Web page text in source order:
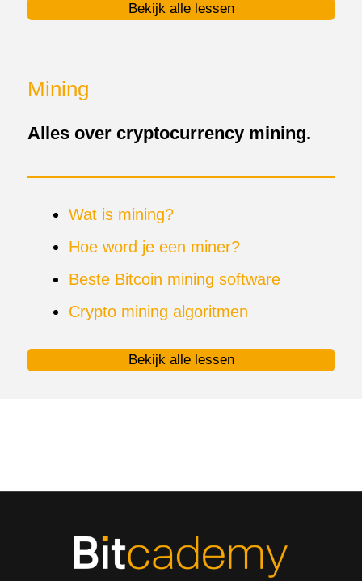
Bekijk alle lessen
Mining
Alles over cryptocurrency mining.
Wat is mining?
Hoe word je een miner?
Beste Bitcoin mining software
Crypto mining algoritmen
Bekijk alle lessen